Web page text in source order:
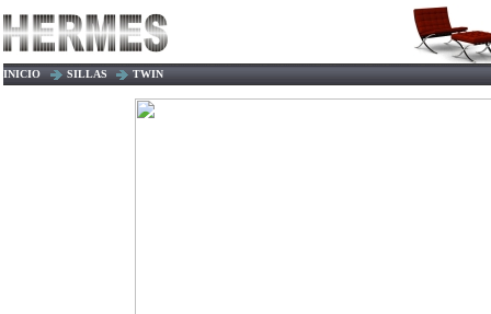
INICIO SILLAS TWIN